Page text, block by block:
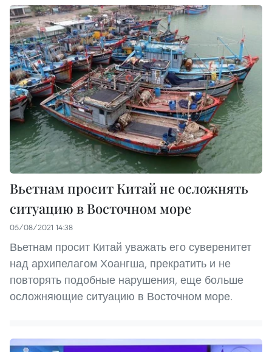
Вьетнам просит Китай не осложнять
ситуацию в Восточном море
05/08/2021 14:38
Вьетнам просит Китай уважать его суверенитет
над архипелагом Хоангша, прекратить и не
повторять подобные нарушения, еще больше
осложняющие ситуацию в Восточном море.